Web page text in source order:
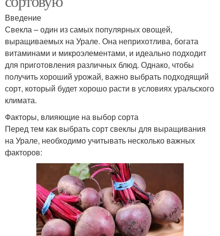
Введение
Свекла – один из самых популярных овощей,
выращиваемых на Урале. Она неприхотлива, богата
витаминами и микроэлементами, и идеально подходит
для приготовления различных блюд. Однако, чтобы
получить хороший урожай, важно выбрать подходящий
сорт, который будет хорошо расти в условиях уральского
климата.
Факторы, влияющие на выбор сорта
Перед тем как выбрать сорт свеклы для выращивания
на Урале, необходимо учитывать несколько важных
факторов: